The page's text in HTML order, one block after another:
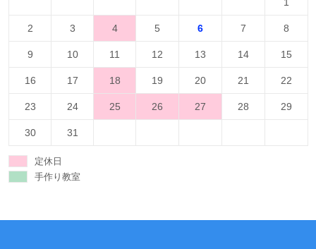
2 3 4 5 6 7 8
9 10 11 12 13 14 15
16 17 18 19 20 21 22
23 24 25 26 27 28 29
30 31
定休日
手作り教室